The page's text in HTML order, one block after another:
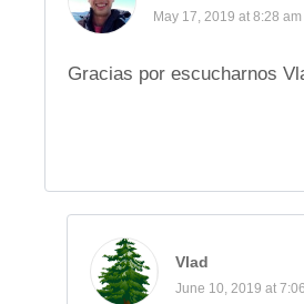
May 17, 2019 at 8:28 am
Gracias por escucharnos
Vlad
June 10, 2019 at